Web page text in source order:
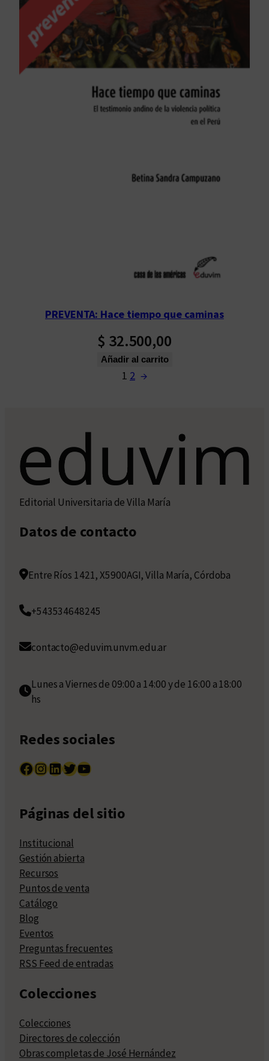
PREVENTA: Hace tiempo que caminas
$ 32.500,00
Añadir al carrito
1 2 →
Editorial Universitaria de Villa María
Datos de contacto
Entre Ríos 1421, X5900AGI, Villa María, Córdoba
+543534648245
contacto@eduvim.unvm.edu.ar
Lunes a Viernes de 09:00 a 14:00 y de 16:00 a 18:00
hs
Redes sociales
Facebook InstagramLinkedIn Twitter YouTube
Páginas del sitio
Institucional
Gestión abierta
Recursos
Puntos de venta
Catálogo
Blog
Eventos
Preguntas frecuentes
RSS Feed de entradas
Colecciones
Colecciones
Directores de colección
Obras completas de José Hernández